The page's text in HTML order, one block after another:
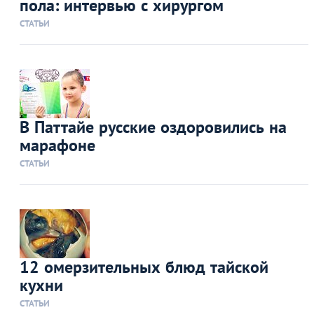
пола: интервью с хирургом
СТАТЬИ
В Паттайе русские оздоровились на
марафоне
СТАТЬИ
12 омерзительных блюд тайской
кухни
СТАТЬИ